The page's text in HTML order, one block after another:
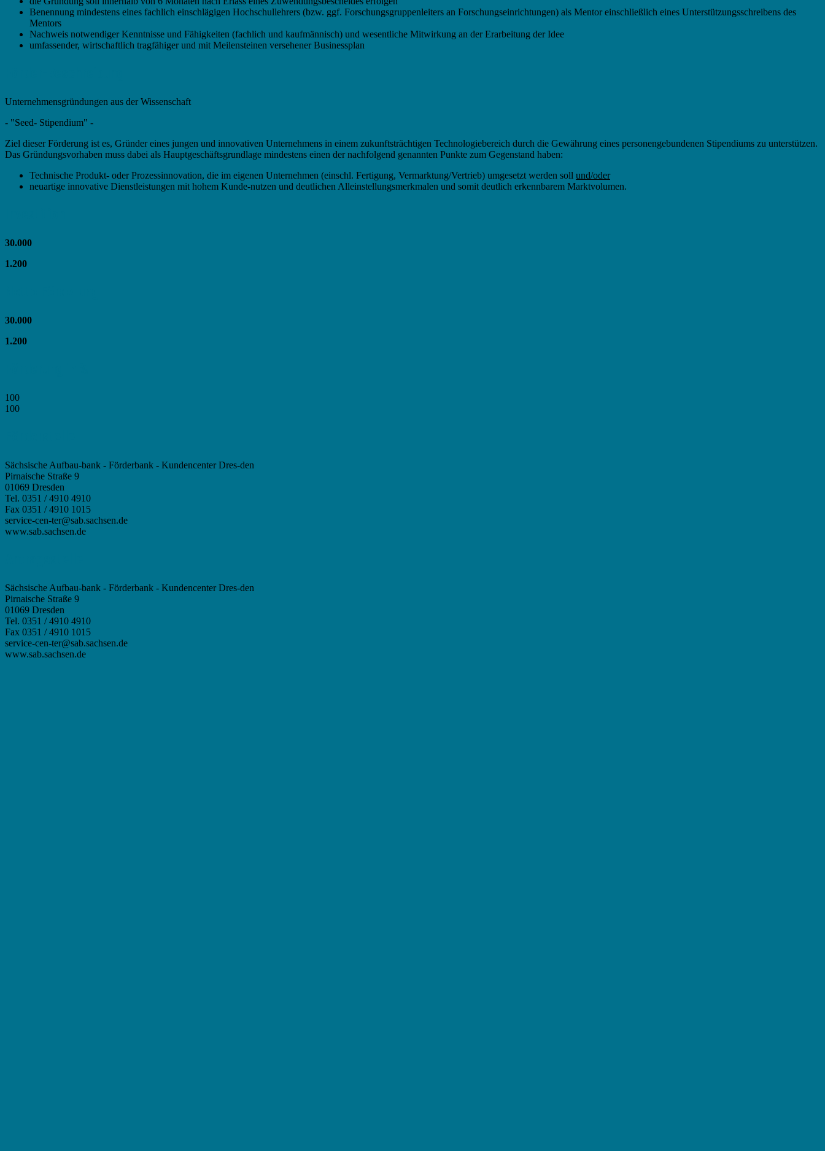
Benennung mindestens eines fachlich einschlägigen Hochschullehrers (bzw. ggf. Forschungsgruppenleiters an Forschungseinrichtungen) als Mentor einschließlich eines Unterstützungsschreibens des
Mentors
Nachweis notwendiger Kenntnisse und Fähigkeiten (fachlich und kaufmännisch) und wesentliche Mitwirkung an der Erarbeitung der Idee
umfassender, wirtschaftlich tragfähiger und mit Meilensteinen versehener Businessplan
Unternehmensgründungen aus der Wissenschaft
- "Seed- Stipendium" -
Ziel dieser Förderung ist es, Gründer eines jungen und innovativen Unternehmens in einem zukunftsträchtigen Technologiebereich durch die Gewährung eines personengebundenen Stipendiums zu unterstützen.
Das Gründungsvorhaben muss dabei als Hauptgeschäftsgrundlage mindestens einen der nachfolgend genannten Punkte zum Gegenstand haben:
Technische Produkt- oder Prozessinnovation, die im eigenen Unternehmen (einschl. Fertigung, Vermarktung/Vertrieb) umgesetzt werden soll und/oder
neuartige innovative Dienstleistungen mit hohem Kunde-nutzen und deutlichen Alleinstellungsmerkmalen und somit deutlich erkennbarem Marktvolumen.
30.000
1.200
30.000
1.200
100
100
Sächsische Aufbau-bank - Förderbank - Kundencenter Dres-den
Pirnaische Straße 9
01069 Dresden
Tel. 0351 / 4910 4910
Fax 0351 / 4910 1015
service-cen-ter@sab.sachsen.de
www.sab.sachsen.de
Sächsische Aufbau-bank - Förderbank - Kundencenter Dres-den
Pirnaische Straße 9
01069 Dresden
Tel. 0351 / 4910 4910
Fax 0351 / 4910 1015
service-cen-ter@sab.sachsen.de
www.sab.sachsen.de